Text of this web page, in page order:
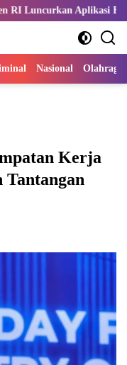
Aplikasi Bungo Pintar
Nasional Olahraga
Kerja
Tantangan